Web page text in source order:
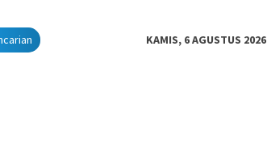
KAMIS, 6 AGUSTUS 2026